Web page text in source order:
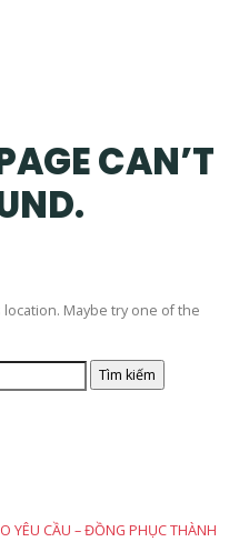
CAN’T
Maybe try one of the
YÊU CẦU – ĐỒNG PHỤC THÀNH